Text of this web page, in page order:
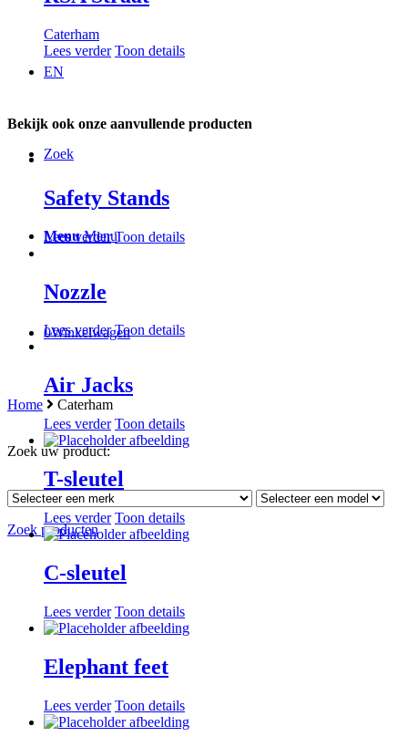
EN
Zoek
Menu Menu
0Winkelwagen
Home Caterham
Zoek uw product:
Zoek producten
Caterham
Lees verder Toon details
Bekijk ook onze aanvullende producten
Safety Stands
Lees verder Toon details
Nozzle
Lees verder Toon details
Air Jacks
Lees verder Toon details
T-sleutel
Lees verder Toon details
C-sleutel
Lees verder Toon details
Elephant feet
Lees verder Toon details